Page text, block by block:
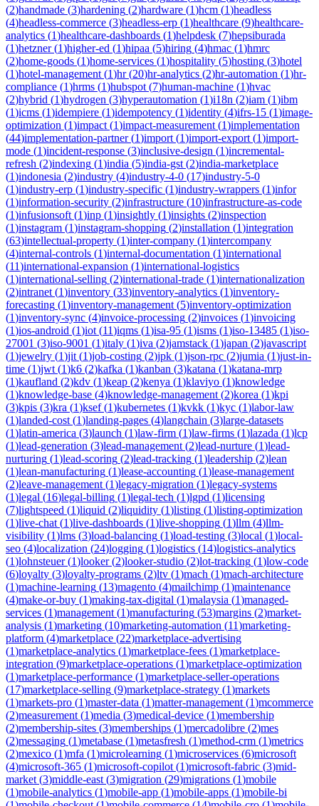
(2)handmade (3)hardening (2)hardware (1)hcm (1)headless
(4)headless-commerce (3)headless-erp (1)healthcare (9)healthcare-
analytics (1)healthcare-dashboards (1)helpdesk (7)hepsiburada
(1)hetzner(1)higher-ed (1)hipaa (5)hiring (4)hmac (1)hmrc
(2)home-goods (1)home-services (1)hospitality (5)hosting (3)hotel
(1)hotel-management (1)hr(20)hr-analytics (2)hr-automation (1)hr-
compliance (1)hrms (1)hubspot (7)human-machine (1)hvac
(2)hybrid (1)hydrogen (3)hyperautomation (1)i18n (2)iam (1)ibm
(1)icms (1)idempiere (1)idempotency (1)identity (4)ifrs-15 (1)image-
optimization (1)impact (1)impact-measurement (1)implementation
(44)implementation-partner(1)import (1)import-export (1)import-
mode (1)incident-response (3)inclusive-design (1)incremental-
refresh (2)indexing (1)india (5)india-gst (2)india-marketplace
(1)indonesia (2)industry (4)industry-4-0 (17)industry-5-0
(1)industry-erp (1)industry-specific (1)industry-wrappers (1)infor
(1)information-security (2)infrastructure (10)infrastructure-as-code
(1)infusionsoft (1)inp (1)insightly (1)insights (2)inspection
(1)instagram (1)instagram-shopping (2)installation (1)integration
(63)intellectual-property (1)inter-company (1)intercompany
(4)internal-controls (1)internal-documentation (1)international
(11)international-expansion (1)international-logistics
(1)international-selling (2)international-trade (1)internationalization
(2)intranet (1)inventory (33)inventory-analytics (1)inventory-
forecasting (1)inventory-management (5)inventory-optimization
(1)inventory-sync (4)invoice-processing (2)invoices (1)invoicing
(1)ios-android (1)iot (11)iqms (1)isa-95 (1)isms (1)iso-13485 (1)iso-
27001 (3)iso-9001 (1)italy (1)iva (2)jamstack (1)japan (2)javascript
(1)jewelry (1)jit (1)job-costing (2)jpk (1)json-rpc (2)jumia (1)just-in-
time (1)jwt (1)k6 (2)kafka (1)kanban (3)katana (1)katana-mrp
(1)kaufland (2)kdv (1)keap (2)kenya (1)klaviyo (1)knowledge
(1)knowledge-base (4)knowledge-management (2)korea (1)kpi
(3)kpis (3)kra (1)ksef(1)kubernetes (1)kvkk (1)kyc (1)labor-law
(1)landed-cost (1)landing-pages (4)langchain (3)large-datasets
(1)latin-america (3)launch (1)law-firm (1)law-firms (1)lazada (1)lcp
(1)lead-generation (3)lead-management (2)lead-nurture (1)lead-
nurturing (1)lead-scoring (2)lead-tracking (1)leadership (2)lean
(1)lean-manufacturing (1)lease-accounting (1)lease-management
(2)leave-management (1)legacy-migration (1)legacy-systems
(1)legal (16)legal-billing (1)legal-tech (1)lgpd (1)licensing
(7)lightspeed (1)liquid (2)liquidity (1)listing (1)listing-optimization
(1)live-chat (1)live-dashboards (1)live-shopping (1)llm (4)llm-
visibility (1)lms (3)load-balancing (1)load-testing (3)local (1)local-
seo (4)localization (24)logging (1)logistics (14)logistics-analytics
(1)lohnsteuer(1)looker(2)looker-studio (2)lot-tracking (1)low-code
(6)loyalty (3)loyalty-programs (2)ltv (1)mach (1)mach-architecture
(1)machine-learning (13)magento (4)mailchimp (1)maintenance
(4)make-or-buy (1)making-tax-digital (1)malaysia (1)managed-
services (1)management (1)manufacturing (53)margins (2)market-
analysis (1)marketing (10)marketing-automation (11)marketing-
platform (4)marketplace (22)marketplace-advertising
(1)marketplace-analytics (1)marketplace-fees (1)marketplace-
integration (9)marketplace-operations (1)marketplace-optimization
(1)marketplace-performance (1)marketplace-seller-operations
(17)marketplace-selling (9)marketplace-strategy (1)markets
(1)markets-pro (1)master-data (1)matter-management (1)mcommerce
(2)measurement (1)media (3)medical-device (1)membership
(2)membership-sites (3)memberships (1)mercadolibre (2)mes
(2)messaging (1)metabase (1)metasfresh (1)method-crm (1)metrics
(2)mexico (1)mfa (1)microlearning (1)microservices (6)microsoft
(4)microsoft-365 (1)microsoft-copilot (1)microsoft-fabric (3)mid-
market (3)middle-east (3)migration (29)migrations (1)mobile
(1)mobile-analytics (1)mobile-app (1)mobile-apps (1)mobile-bi